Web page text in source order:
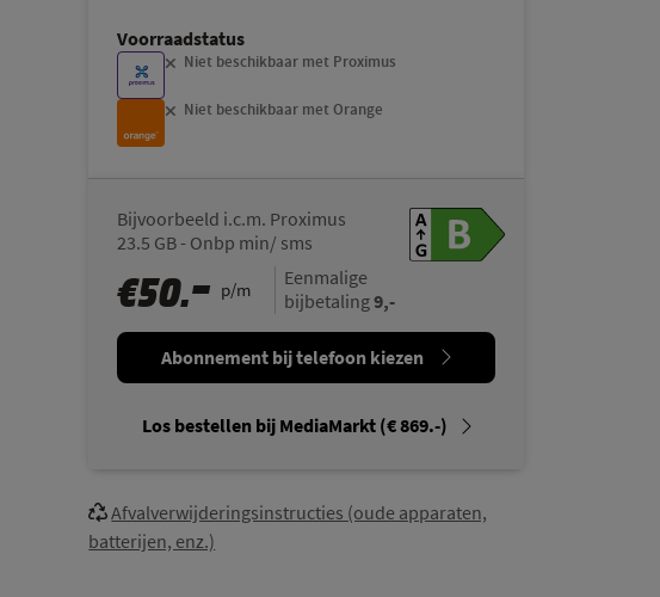
Zwart | 128 GB
Orange Of op te halen in diverse winkels
Zwart | 256 GB| € 1099.-
ProximusNiet beschikbaar met Proximus
OrangeNiet beschikbaar met Orange
Zwart | 512 GB| € 1349.-
ProximusNiet beschikbaar met Proximus
Voorraadstatus
ProximusNiet beschikbaar met Proximus
OrangeNiet beschikbaar met Orange
Bijvoorbeeld i.c.m. Proximus
23.5 GB - Onbp min/ sms
€50.- p/m
Eenmalige
bijbetaling9,-
Abonnement bij telefoon kiezen
Los bestellen bij MediaMarkt (€ 869.-)
Afvalverwijderingsinstructies (oude apparaten,
batterijen, enz.)